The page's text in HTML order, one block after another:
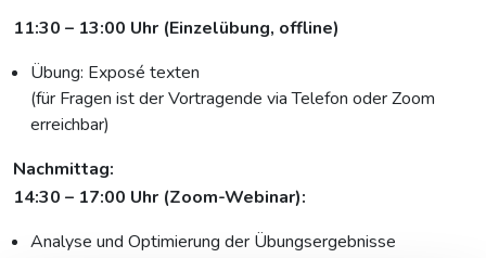
11:30 – 13:00 Uhr (Einzelübung, offline)
Übung: Exposé texten
(für Fragen ist der Vortragende via Telefon oder Zoom
erreichbar)
Nachmittag:
14:30 – 17:00 Uhr (Zoom-Webinar):
Analyse und Optimierung der Übungsergebnisse